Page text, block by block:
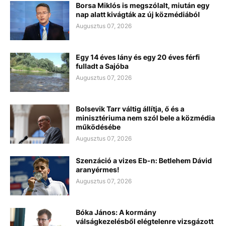
Borsa Miklós is megszólalt, miután egy
nap alatt kivágták az új közmédiából
Augusztus 07, 2026
Egy 14 éves lány és egy 20 éves férfi
fulladt a Sajóba
Augusztus 07, 2026
Bolsevik Tarr váltig állítja, ő és a
minisztériuma nem szól bele a közmédia
működésébe
Augusztus 07, 2026
Szenzáció a vizes Eb-n: Betlehem Dávid
aranyérmes!
Augusztus 07, 2026
Bóka János: A kormány
válságkezelésből elégtelenre vizsgázott